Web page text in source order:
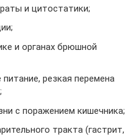
и цитостатики;
и органах брюшной
резкая перемена
с поражением кишечника;
тракта (гастрит,